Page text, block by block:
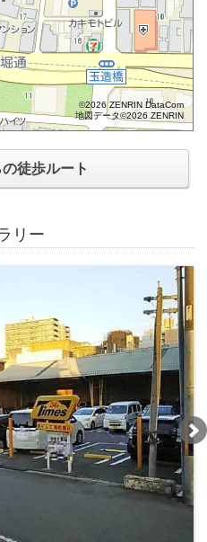
©2026 ZENRIN DataCom
地図データ©2026 ZENRIN
徒歩ルート
リー